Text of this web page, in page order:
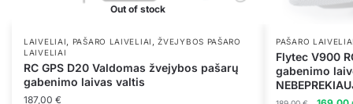
Out of stock
LAIVELIAI, PAŠARO LAIVELIAI ,ŽVEJYBOS PAŠARO
LAIVELIAI
RC GPS D20 Valdomas žvejybos pašarų
gabenimo laivas valtis
187,00 €
PAŠARO
Flytec V900
gabenimo